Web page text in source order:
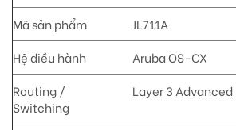
Mã sản phẩm
JL711A
Hệ điều hành
Aruba OS-CX
Routing /
Switching
Layer 3 Advanced